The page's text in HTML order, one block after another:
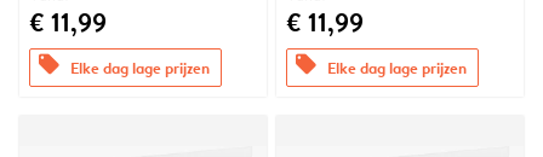
€ 11,99
offers Elke dag lage prijzen
€ 11,99
offers Elke dag lage prijzen